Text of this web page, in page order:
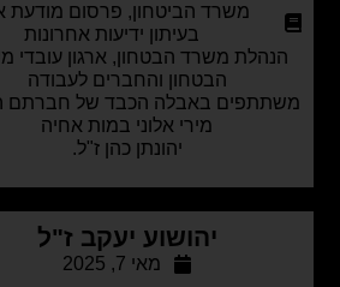
משרד הביטחון ,פרסום מודעת אבל
בעיתון ידיעות אחרונות
משרד הבטחון, ארגון עובדי משרד
הבטחון והחברים לעבודה
באבלה הכבד של חברתם היקרה
מירי אלוני במות אחיה
יהונתן כהן ז"ל.
יהושוע יעקב ז"ל
מאי 7, 2025